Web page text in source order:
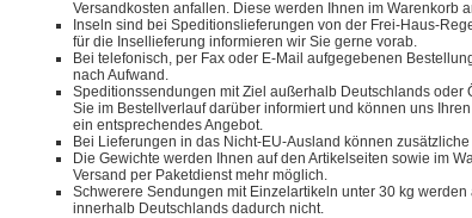
Versandkosten anfallen. Diese werden Ihnen im Warenkorb
Inseln sind bei Speditionslieferungen von der Frei-Haus-
für die Insellieferung informieren wir Sie gerne vorab.
Bei telefonisch, per Fax oder E-Mail aufgegebenen
nach Aufwand.
Speditionssendungen mit Ziel außerhalb Deutschlands
Sie im Bestellverlauf darüber informiert und können uns
ein entsprechendes Angebot.
Bei Lieferungen in das Nicht-EU-Ausland können
Die Gewichte werden Ihnen auf den Artikelseiten sowie im
Versand per Paketdienst mehr möglich.
Schwerere Sendungen mit Einzelartikeln unter 30 kg
innerhalb Deutschlands dadurch nicht.